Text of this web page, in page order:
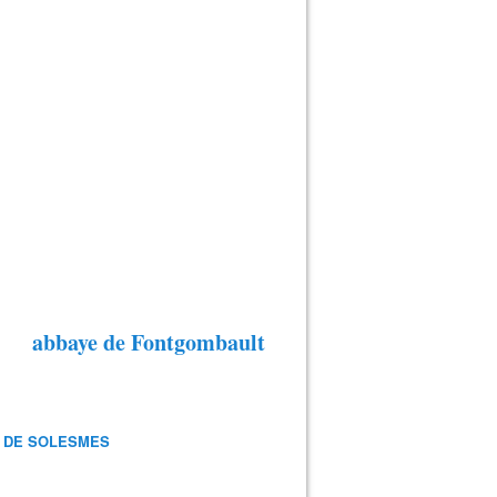
abbaye de Fontgombault
SOLESMES